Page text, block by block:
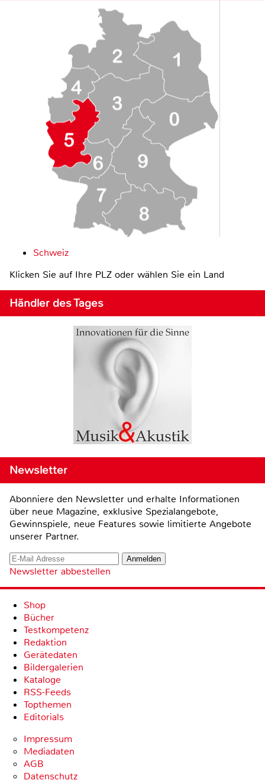
Schweiz
Klicken Sie auf Ihre PLZ oder wählen Sie ein Land
Händler des Tages
Newsletter
Abonniere den Newsletter und erhalte Informationen
über neue Magazine, exklusive Spezialangebote,
Gewinnspiele, neue Features sowie limitierte Angebote
unserer Partner.
Newsletter abbestellen
Shop
Bücher
Testkompetenz
Redaktion
Gerätedaten
Bildergalerien
Kataloge
RSS-Feeds
Topthemen
Editorials
Impressum
Mediadaten
AGB
Datenschutz